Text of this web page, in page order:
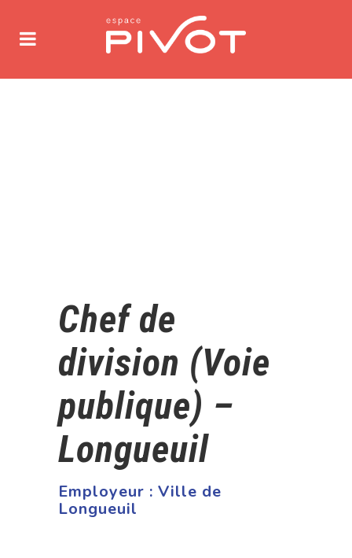
Chef de
division (Voie
publique) –
Longueuil
Employeur : Ville de
Longueuil